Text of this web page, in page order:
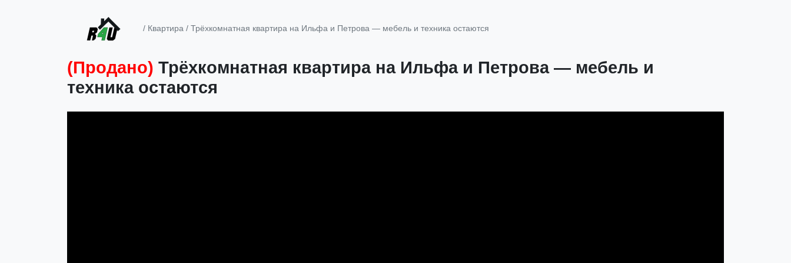
/ Квартира / Трёхкомнатная квартира на Ильфа и Петрова — мебель и техника остаются
(Продано) Трёхкомнатная квартира на Ильфа и Петрова — мебель и
техника остаются